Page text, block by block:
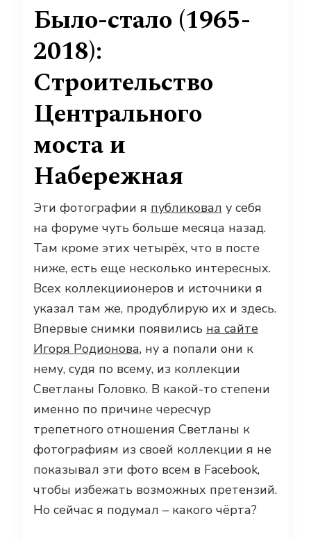
Было-стало (1965-
2018):
Строительство
Центрального
моста и
Набережная
Эти фотографии я публиковал у себя
на форуме чуть больше месяца назад.
Там кроме этих четырёх, что в посте
ниже, есть еще несколько интересных.
Всех коллекциионеров и источники я
указал там же, продублирую их и здесь.
Впервые снимки появились на сайте
Игоря Родионова, ну а попали они к
нему, судя по всему, из коллекции
Светланы Головко. В какой-то степени
именно по причине чересчур
трепетного отношения Светланы к
фотографиям из своей коллекции я не
показывал эти фото всем в Facebook,
чтобы избежать возможных претензий.
Но сейчас я подумал – какого чёрта?